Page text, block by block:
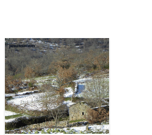
jesussimon